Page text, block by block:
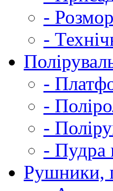
-
-
-
-
-
- Пудра
Рушники,